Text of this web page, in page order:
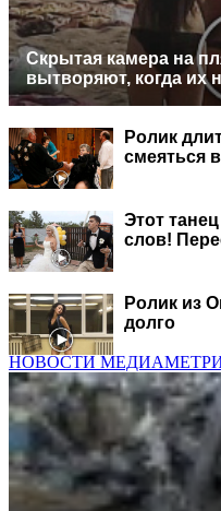
Скрытая камера на
вытворяют, когда их
Ролик
смеяться
Этот
слов!
Ролик из
долго
НОВОСТИ